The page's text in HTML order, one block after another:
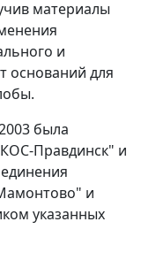
материалы
и
оснований для
была
Правдинск" и
и
указанных